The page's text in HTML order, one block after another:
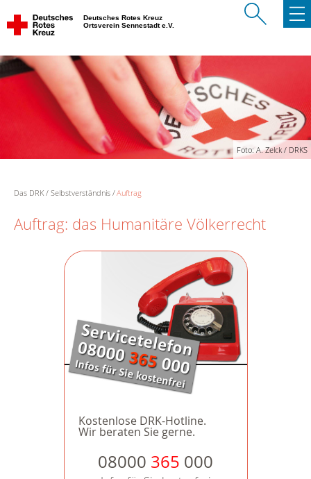
Deutsches Rotes Kreuz
Ortsverein Sennestadt e.V.
Foto: A. Zelck / DRKS
Das DRK Selbstverständnis Auftrag
Auftrag: das Humanitäre Völkerrecht
Kostenlose DRK-Hotline.
Wir beraten Sie gerne.
08000 365 000